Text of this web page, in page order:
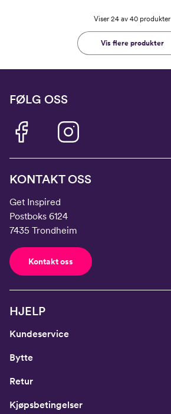
Viser 24 av 40 produkter
Vis flere produkter
FØLG OSS
KONTAKT OSS
Get Inspired
Postboks 6124
7435 Trondheim
Kontakt oss
HJELP
Kundeservice
Bytte
Retur
Kjøpsbetingelser